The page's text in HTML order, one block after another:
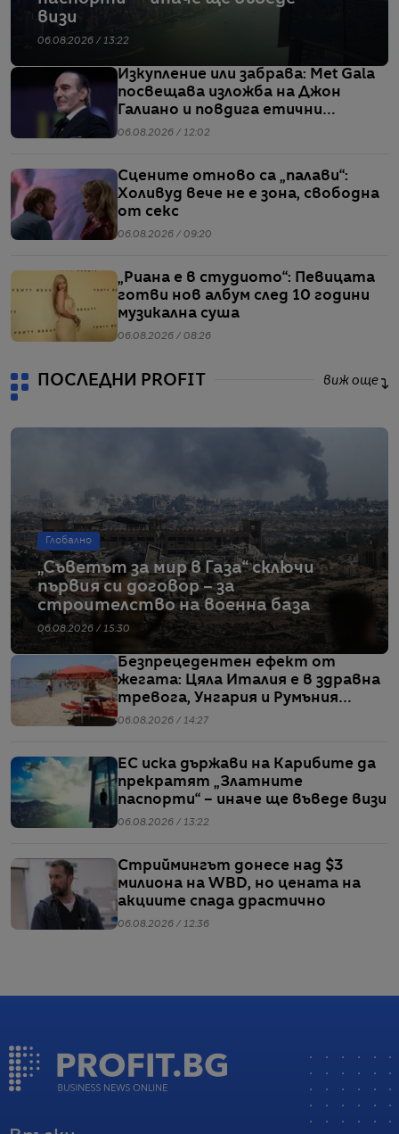
визи
06.08.2026 / 13:22
Изкупление или забрава: Met Gala
посвещава изложба на Джон
Галиано и повдига етични
въпроси
06.08.2026 / 12:02
Сцените отново са „палави“:
Холивуд вече не е зона, свободна
от секс
06.08.2026 / 09:20
„Риана е в студиото“: Певицата
готви нов албум след 10 години
музикална суша
06.08.2026 / 08:26
ПОСЛЕДНИ PROFIT виж още
Глобално
„Съветът за мир в Газа“ сключи
първия си договор – за
строителство на военна база
06.08.2026 / 15:30
Безпрецедентен ефект от
жегата: Цяла Италия е в здравна
тревога, Унгария и Румъния
пестят електричество
06.08.2026 / 14:27
ЕС иска държави на Карибите да
прекратят „Златните
паспорти“ – иначе ще въведе визи
06.08.2026 / 13:22
Стриймингът донесе над $3
милиона на WBD, но цената на
акциите спада драстично
06.08.2026 / 12:36